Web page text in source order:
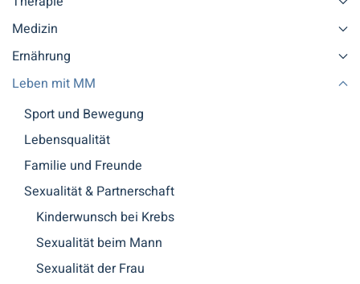
Medizin
Ernährung
Leben mit MM
Sport und Bewegung
Lebensqualität
Familie und Freunde
Sexualität & Partnerschaft
Kinderwunsch bei Krebs
Sexualität beim Mann
Sexualität der Frau